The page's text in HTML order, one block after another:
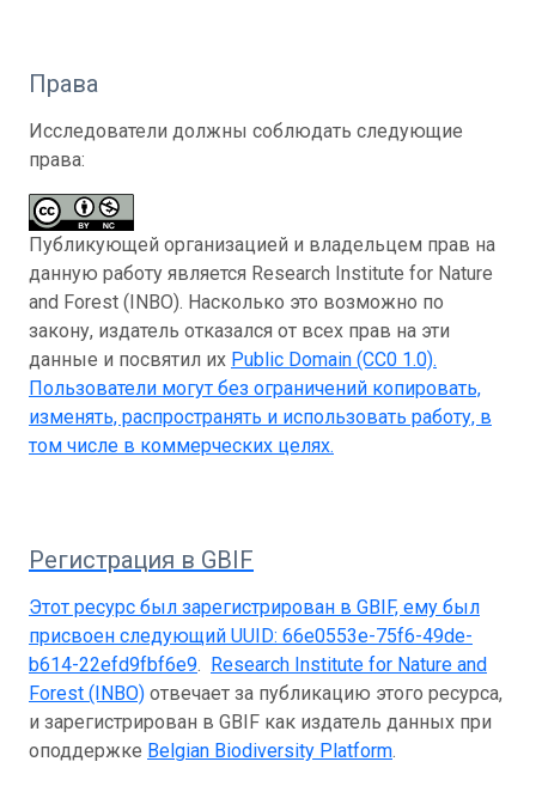
Права
Исследователи должны соблюдать следующие
права:
Публикующей организацией и владельцем прав на
данную работу является Research Institute for Nature
and Forest (INBO). Насколько это возможно по
закону, издатель отказался от всех прав на эти
данные и посвятил их Public Domain (CC0 1.0).
Пользователи могут без ограничений копировать,
изменять, распространять и использовать работу, в
том числе в коммерческих целях.
Регистрация в GBIF
Этот ресурс был зарегистрирован в GBIF, ему был
присвоен следующий UUID: 66e0553e-75f6-49de-
b614-22efd9fbf6e9. Research Institute for Nature and
Forest (INBO) отвечает за публикацию этого ресурса,
и зарегистрирован в GBIF как издатель данных при
оподдержке Belgian Biodiversity Platform.